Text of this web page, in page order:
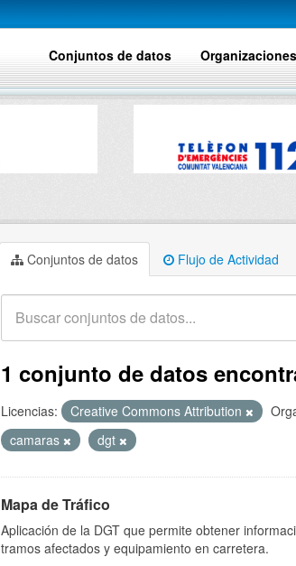
Conjuntos de datos Organizaciones
Conjuntos de datos Flujo de Actividad
1 conjunto de datos
Licencias: Creative Commons Attribution
camaras
dgt
Mapa de Tráfico
Aplicación de la DGT que permite obtener
tramos afectados y equipamiento en carretera.